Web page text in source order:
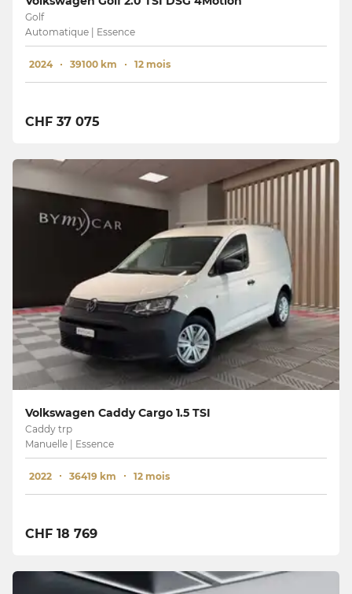
Golf
Automatique | Essence
2024 39100 km 12 mois
CHF 37 075
Volkswagen Caddy Cargo 1.5 TSI
Caddy trp
Manuelle | Essence
2022 36419 km 12 mois
CHF 18 769